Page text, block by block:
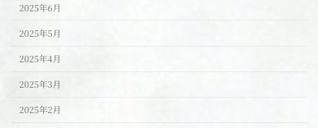
2025年6月
2025年5月
2025年4月
2025年3月
2025年2月